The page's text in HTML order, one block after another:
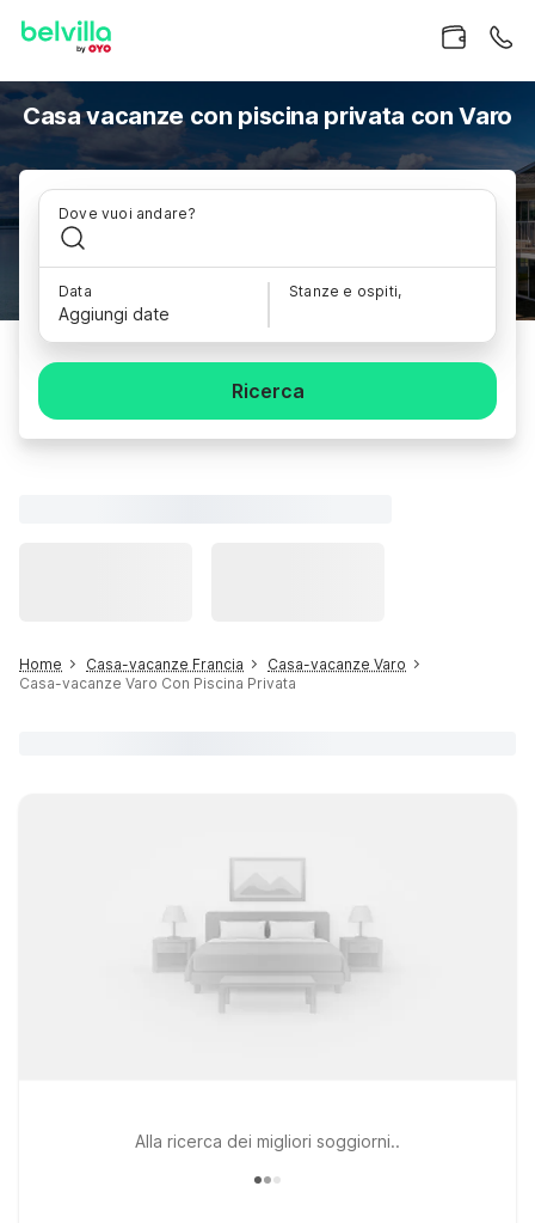
Casa vacanze con piscina privata con Varo
Dove vuoi andare?
Data
Aggiungi date
Stanze e ospiti,
Ricerca
Home Casa-vacanze Francia
Casa-vacanze Varo
Casa-vacanze Varo Con Piscina Privata
Alla ricerca dei migliori soggiorni..